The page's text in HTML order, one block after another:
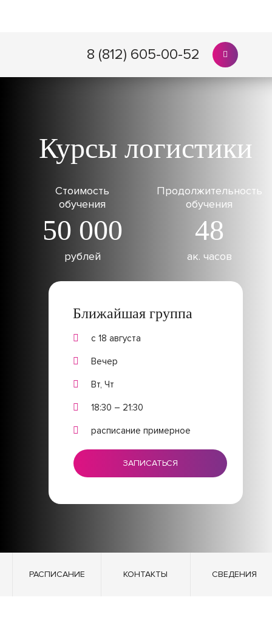
8 (812) 605-00-52
Курсы логистики
Стоимость
обучения
50 000
рублей
Продолжительность
обучения
48
ак. часов
Ближайшая группа
с 18 августа
Вечер
Вт, Чт
18:30 – 21:30
расписание примерное
ЗАПИСАТЬСЯ
РАСПИСАНИЕ КОНТАКТЫ СВЕДЕНИЯ